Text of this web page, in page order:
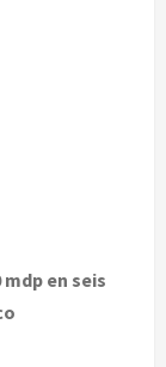
en seis